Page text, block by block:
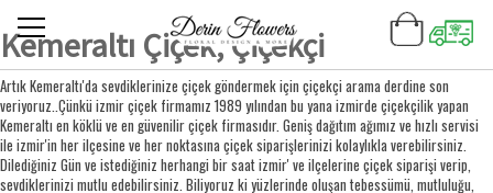
Kemeraltı Çiçek, Çiçekçi
Artık Kemeraltı'da sevdiklerinize çiçek göndermek için çiçekçi arama derdine son
veriyoruz..Çünkü izmir çiçek firmamız 1989 yılından bu yana izmirde çiçekçilik yapan
Kemeraltı en köklü ve en güvenilir çiçek firmasıdır. Geniş dağıtım ağımız ve hızlı servisi
ile izmir'in her ilçesine ve her noktasına çiçek siparişlerinizi kolaylıkla verebilirsiniz.
Dilediğiniz Gün ve istediğiniz herhangi bir saat izmir' ve ilçelerine çiçek siparişi verip,
sevdiklerinizi mutlu edebilirsiniz. Biliyoruz ki yüzlerinde oluşan tebessümü, mutluluğu,